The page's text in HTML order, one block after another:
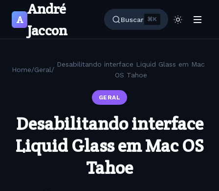
A
André
Jaccon
Buscar ⌘K
Home/Geral/
Desabilitando interface Liquid Glass em Mac
OS Tahoe
GERAL
Desabilitando interface
Liquid Glass em Mac OS
Tahoe